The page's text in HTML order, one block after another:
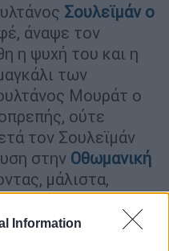
Information
Σουλεϊμάν ο
άναψε τον
η ψυχή του και η
των
Μουράτ ο
ούτε
τον Σουλεϊμάν
στην Οθωμανική
μάλιστα,
όπως
και άλλα πολλά. Οι